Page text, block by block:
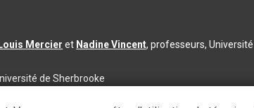
Louis Mercier et Nadine Vincent, professeurs,
de Sherbrooke